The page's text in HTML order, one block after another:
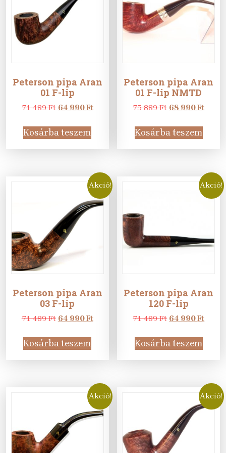
Peterson pipa Aran
01 F-lip
71 489Ft Original
was:
71
489 Ft.
64 990FtCurrent
990 Ft.
Kosárba teszem
Peterson pipa Aran
01 F-lip NMTD
75 889Ft Original
was:
75
889 Ft.
68 990Ft
990
Kosárba teszem
Akció!
Peterson pipa Aran
03 F-lip
71 489Ft Original
was:
71
489 Ft.
64 990FtCurrent
990 Ft.
Kosárba teszem
Akció!
Peterson pipa Aran
120 F-lip
71 489Ft Original
was:
71
489 Ft.
64 990Ft
990
Kosárba teszem
Akció! Akció!